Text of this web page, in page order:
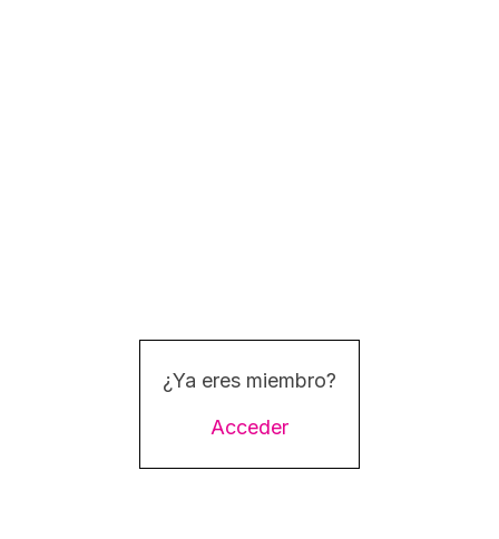
¿Ya eres miembro?
Acceder